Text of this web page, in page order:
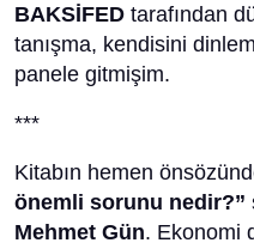
BAKSİFED tarafından
tanışma, kendisini
panele gitmişim.
***
Kitabın hemen
önemli sorunu nedir?”
Mehmet Gün. Ekonomi